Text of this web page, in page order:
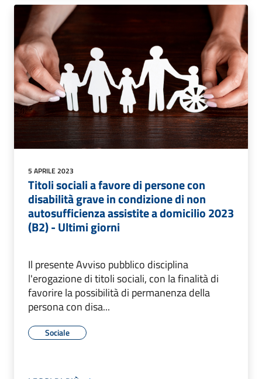
5 APRILE 2023
Titoli sociali a favore di persone con
disabilità grave in condizione di non
autosufficienza assistite a domicilio 2023
(B2) - Ultimi giorni
Il presente Avviso pubblico disciplina
l'erogazione di titoli sociali, con la finalità di
favorire la possibilità di permanenza della
persona con disa...
Sociale